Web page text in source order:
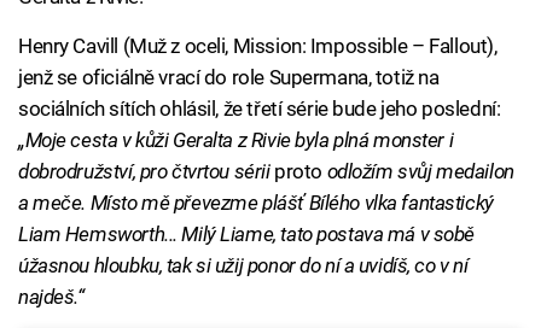
Henry Cavill (Muž z oceli, Mission: Impossible – Fallout),
jenž se oficiálně vrací do role Supermana, totiž na
sociálních sítích ohlásil, že třetí série bude jeho poslední:
„Moje cesta v kůži Geralta z Rivie byla plná monster i
dobrodružství, pro čtvrtou sérii proto odložím svůj medailon
a meče. Místo mě převezme plášť Bílého vlka fantastický
Liam Hemsworth... Milý Liame, tato postava má v sobě
úžasnou hloubku, tak si užij ponor do ní a uvidíš, co v ní
najdeš.“